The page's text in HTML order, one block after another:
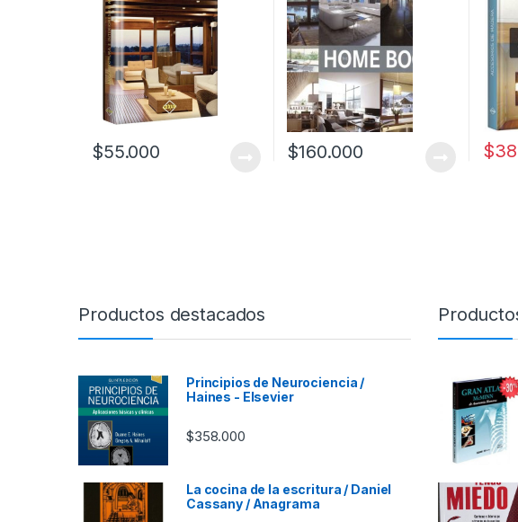
$55.000 $160.000 $
Productos destacados
Principios de Neurociencia /
Haines - Elsevier
$358.000
La cocina de la escritura / Daniel
Cassany / Anagrama